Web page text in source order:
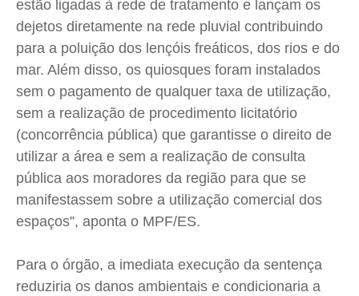
Privacidade
Privacidade
Privacidade
Privacidade
estão ligadas à rede de tratamento e lançam os
dejetos diretamente na rede pluvial contribuindo
para a poluição dos lençóis freáticos, dos rios e do
mar. Além disso, os quiosques foram instalados
sem o pagamento de qualquer taxa de utilização,
sem a realização de procedimento licitatório
(concorrência pública) que garantisse o direito de
utilizar a área e sem a realização de consulta
pública aos moradores da região para que se
manifestassem sobre a utilização comercial dos
espaços”, aponta o MPF/ES.
Para o órgão, a imediata execução da sentença
reduziria os danos ambientais e condicionaria a